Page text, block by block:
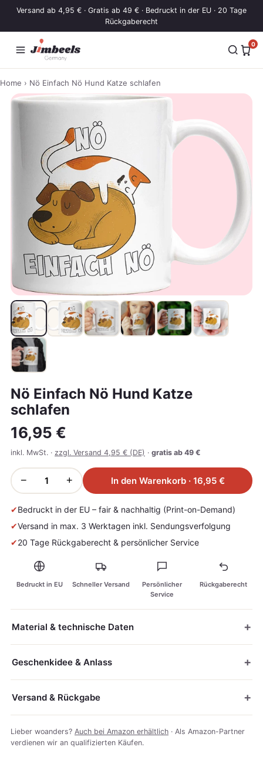
Zum Inhalt springen
Versand ab 4,95 € · Gratis ab 49 € · Bedruckt in der EU · 20 Tage
Rückgaberecht
0
Home › Nö Einfach Nö Hund Katze schlafen
Nö Einfach Nö Hund Katze
schlafen
16,95 €
inkl. MwSt. · zzgl. Versand 4,95 € (DE) · gratis ab 49 €
− + In den Warenkorb · 16,95 €
✔Bedruckt in der EU – fair & nachhaltig (Print-on-Demand)
✔Versand in max. 3 Werktagen inkl. Sendungsverfolgung
✔20 Tage Rückgaberecht & persönlicher Service
Bedruckt in EU Schneller Versand
Persönlicher
Service
Rückgaberecht
Material & technische Daten
Geschenkidee & Anlass
Versand & Rückgabe
Lieber woanders? Auch bei Amazon erhältlich · Als Amazon-Partner
verdienen wir an qualifizierten Käufen.